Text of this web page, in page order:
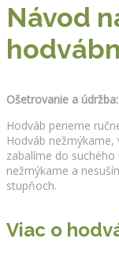
Návod
Ošetrovanie a údržba:
Hodváb perieme
Hodváb
zabalíme do
nežmýkame a
stupňoch.
Viac o